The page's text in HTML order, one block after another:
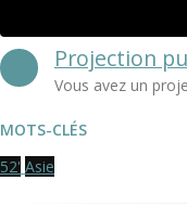
Projection
Vous avez un
MOTS-CLÉS
52' Asie